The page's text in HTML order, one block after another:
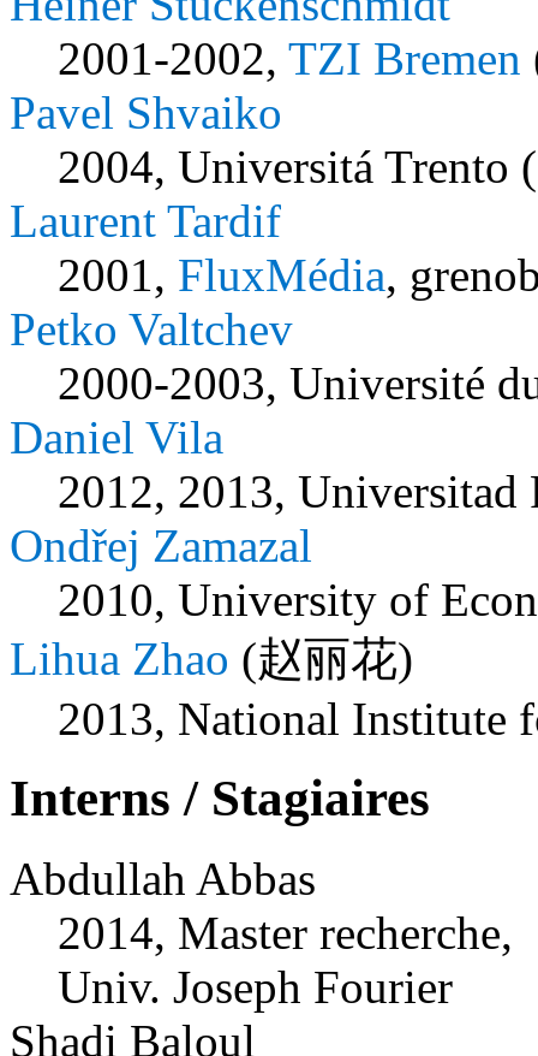
2001-2002, TZI Bremen
Pavel Shvaiko
2004, Universitá Trento
Laurent Tardif
2001, FluxMédia,
Petko Valtchev
2000-2003, Université
Daniel Vila
2012, 2013,
Ondřej Zamazal
2010, University of
Lihua Zhao (赵丽花)
2013, National Institute
Interns / Stagiaires
Abdullah Abbas
2014, Master recherche,
Univ. Joseph Fourier
Shadi Baloul